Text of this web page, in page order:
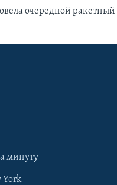
очередной
минуту